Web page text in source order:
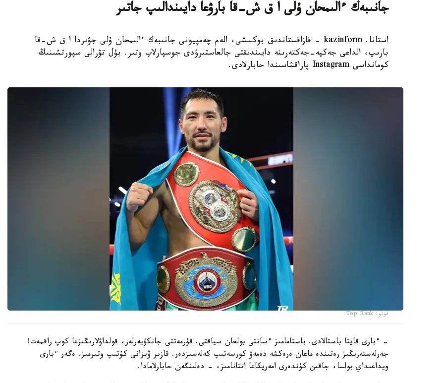
جانىبەك ءالىمحان ۇلى ا ق ش-قا بارۋعا دايىندالىپ جاتىر
استانا. kazinform - قازاقستاندىق بوكسشى، الەم چەمپيونى جانىبەك ءالىمحان ۇلى جۋىردا ا ق ش-قا
بارىپ، الداعى جەكپە-جەكتەرىنە دايىندىقتى جالعاستىرۋدى جوسپارلاپ وتىر. بۇل تۋرالى سپورتشىنىڭ
كومانداسى Instagram پاراقشاسىندا حابارلادى.
فوتو: Top Rank
- ءبارى قايتا باستالادى. باستامامىز ءساتتى بولعان سياقتى. قۇرمەتتى جانكۇيەرلەر، قولداۋلارىڭىزعا كوپ راقمەت!
جەرلەستەرىڭىز رەتىندە ماعان ەرەكشە دەمەۋ كورسەتىپ كەلەسىزدەر. قازىر ۆيزانى كۇتىپ وتىرمىز. ەگەر ءبارى
ويداعىداي بولسا، جاقىن كۇندەرى امەريكاعا اتتانامىز، - دەلىنگەن حابارلامادا.